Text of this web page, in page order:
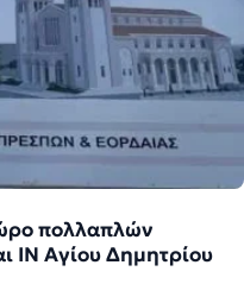
πολλαπλών
ΙΝ Αγίου Δημητρίου